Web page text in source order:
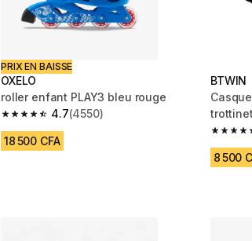
PRIX EN BAISSE
OXELO
roller enfant PLAY3 bleu rouge
4.7
4.7 out of 5 stars from 4550 reviews
(4550)
18 500 CFA
BTWIN
4.7 out
8 500